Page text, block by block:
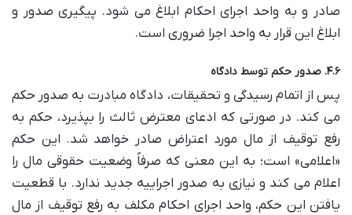
صادر و به واحد اجرای احکام ابلاغ می شود. پیگیری صدور و
ابلاغ این قرار به واحد اجرا ضروری است.
۴.۶. صدور حکم توسط دادگاه
پس از اتمام رسیدگی و تحقیقات، دادگاه مبادرت به صدور حکم
می کند. در صورتی که ادعای معترض ثالث را بپذیرد، حکم به
رفع توقیف از مال مورد اعتراض صادر خواهد شد. این حکم
«اعلامی» است؛ به این معنی که صرفاً وضعیت حقوقی مال را
اعلام می کند و نیازی به صدور اجراییه جدید ندارد. با قطعیت
یافتن این حکم، واحد اجرای احکام مکلف به رفع توقیف از مال